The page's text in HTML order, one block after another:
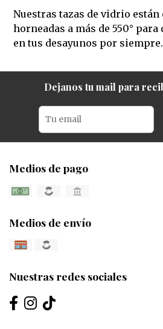
Nuestras tazas de vidrio están
horneadas a más de 550°
en tus desayunos por siempre.
Dejanos tu mail para
Medios de pago
Medios de envío
Nuestras redes sociales